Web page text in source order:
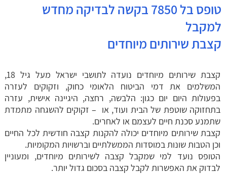
טופס בל 7850 בקשה לבדיקה מחדש
למקבל
קצבת שירותים מיוחדים
קצבת שירותים מיוחדים נועדה לתושבי ישראל מעל גיל 18,
המשלמים את דמי הביטוח הלאומי כחוק, וזקוקים לעזרה
בפעולות היום יום כגון: הלבשה, רחצה, היגיינה אישית, עזרה
בתחזוקה שוטפת של הבית ועוד, או – זקוקים להשגחה מתמדת
שתמנע סכנת חיים לעצמם או לאחרים.
קצבת שירותים מיוחדים יכולה להקנות קצבה חודשית לכל החיים
וכן הטבות שונות במוסדות הממשלתיים וברשויות המקומיות.
הטופס נועד למי שמקבל קצבה לשירותים מיוחדים, ומעוניין
לבדוק את האפשרות לקבל קצבה בסכום גדול יותר.